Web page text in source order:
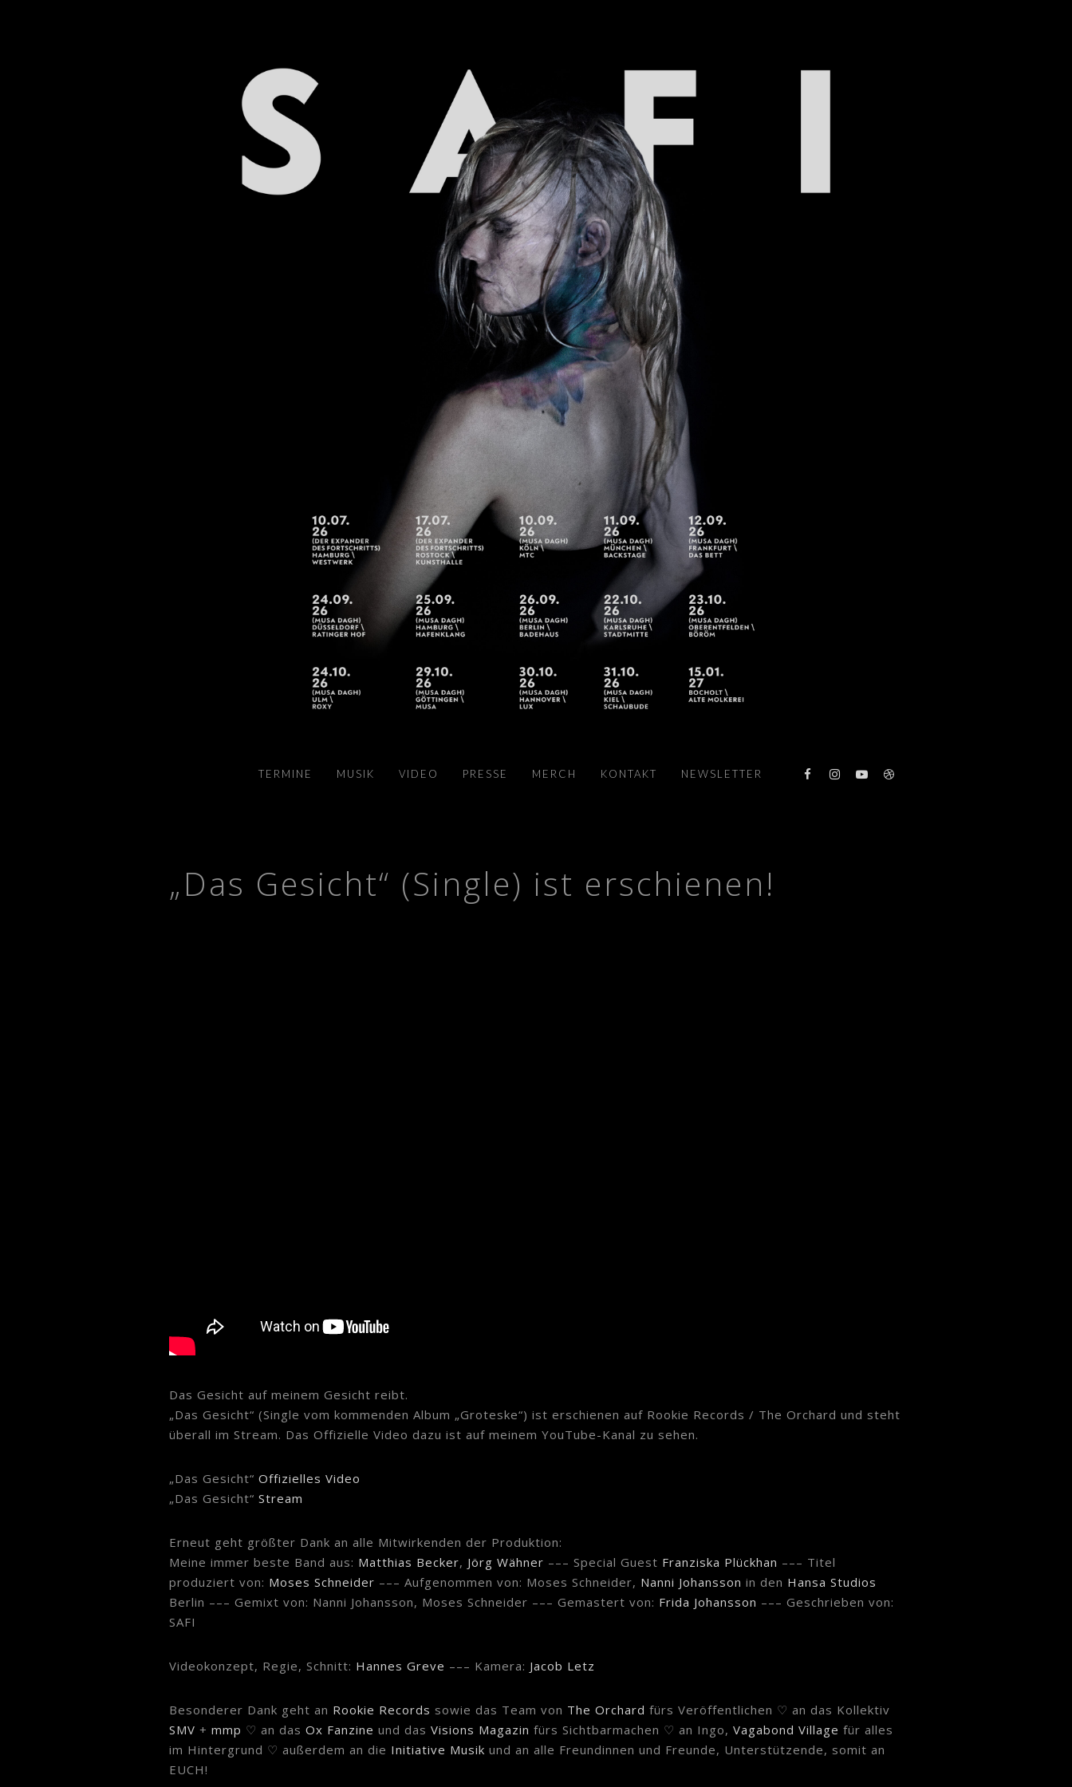
TERMINE MUSIK VIDEO PRESSE MERCH KONTAKT NEWSLETTER
„Das Gesicht“ (Single) ist erschienen!
Das Gesicht auf meinem Gesicht reibt.
„Das Gesicht“ (Single vom kommenden Album „Groteske“) ist erschienen auf Rookie Records / The Orchard und steht
überall im Stream. Das Offizielle Video dazu ist auf meinem YouTube-Kanal zu sehen.
„Das Gesicht“ Offizielles Video
„Das Gesicht“ Stream
Erneut geht größter Dank an alle Mitwirkenden der Produktion:
Meine immer beste Band aus: Matthias Becker, Jörg Wähner ––– Special Guest Franziska Plückhan ––– Titel
produziert von: Moses Schneider ––– Aufgenommen von: Moses Schneider, Nanni Johansson in den Hansa Studios
Berlin ––– Gemixt von: Nanni Johansson, Moses Schneider ––– Gemastert von: Frida Johansson ––– Geschrieben von:
SAFI
Videokonzept, Regie, Schnitt: Hannes Greve ––– Kamera: Jacob Letz
Besonderer Dank geht an Rookie Records sowie das Team von The Orchard fürs Veröffentlichen ♡ an das Kollektiv
SMV + mmp ♡ an das Ox Fanzine und das Visions Magazin fürs Sichtbarmachen ♡ an Ingo, Vagabond Village für alles
im Hintergrund ♡ außerdem an die Initiative Musik und an alle Freundinnen und Freunde, Unterstützende, somit an
EUCH!